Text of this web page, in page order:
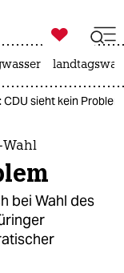

taz zahl ich
sieht kein Problem
Wahl
bei Wahl des